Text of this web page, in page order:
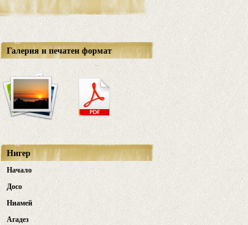
Галерия и печатен формат
Нигер
Начало
Досо
Ниамей
Агадез